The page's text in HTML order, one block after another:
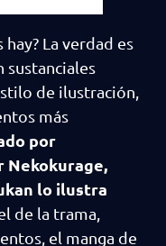
La verdad es
sustanciales
de ilustración,
más
por
Nekokurage,
lo ilustra
de la trama,
el manga de